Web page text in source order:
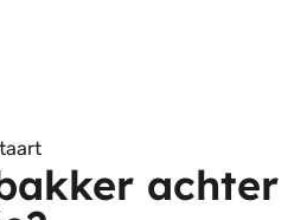
achter